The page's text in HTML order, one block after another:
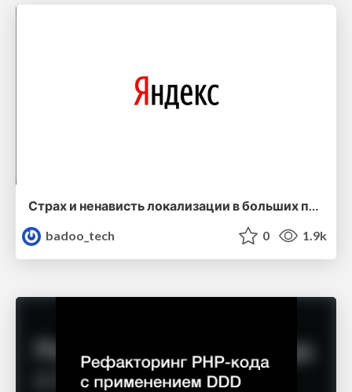
Страх и ненависть локализации в больших проектах — Дмитрий Андриянов (Яндекс)
badoo_tech
0 1.9k